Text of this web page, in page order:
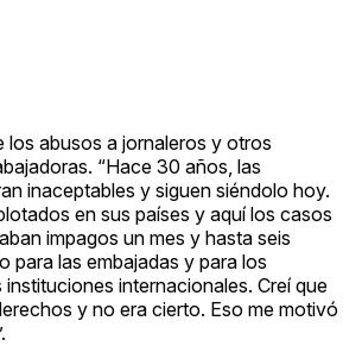
los abusos a jornaleros y otros
“Hace 30 años, las
inaceptables y siguen siéndolo hoy.
en sus países y aquí los casos
impagos un mes y hasta seis
para las embajadas y para los
instituciones internacionales. Creí que
y no era cierto. Eso me motivó